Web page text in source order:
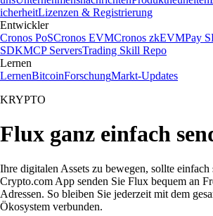
icherheitLizenzen & Registrierung
Entwickler
Cronos PoSCronos EVMCronos zkEVMPay
SDKMCP ServersTrading Skill Repo
Lernen
LernenBitcoinForschungMarkt-Updates
KRYPTO
Flux ganz einfach
Ihre digitalen Assets zu bewegen, sollte
Crypto.com App senden Sie Flux bequem an
Adressen. So bleiben Sie jederzeit mit dem
Ökosystem verbunden.